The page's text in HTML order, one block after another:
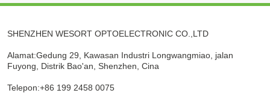
Kopi AI untuk Pengolahan Kopi
Waspadalah
SHENZHEN WESORT OPTOELECTRONIC CO.,LTD
Alamat:Gedung 29, Kawasan Industri Longwangmiao, jalan
Fuyong, Distrik Bao'an, Shenzhen, Cina
Telepon:+86 199 2458 0075